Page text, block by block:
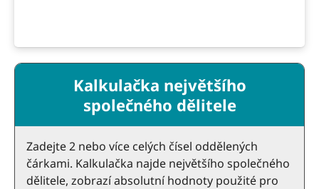
Kalkulačka největšího
společného dělitele
Zadejte 2 nebo více celých čísel oddělených
čárkami. Kalkulačka najde největšího společného
dělitele, zobrazí absolutní hodnoty použité pro